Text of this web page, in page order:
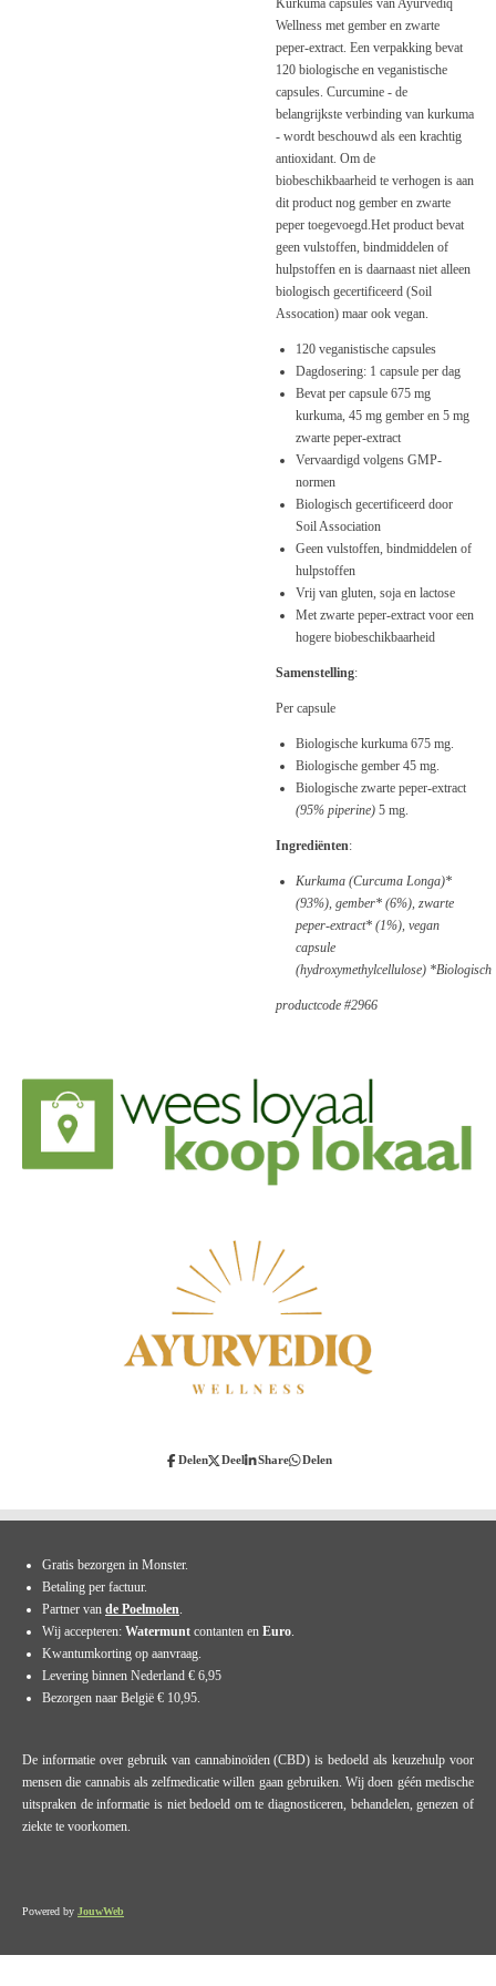
Wellness met gember en zwarte
peper-extract. Een verpakking bevat
120 biologische en veganistische
capsules. Curcumine - de
belangrijkste verbinding van kurkuma
- wordt beschouwd als een krachtig
antioxidant. Om de
biobeschikbaarheid te verhogen is aan
dit product nog gember en zwarte
peper toegevoegd. Het product bevat
geen vulstoffen, bindmiddelen of
hulpstoffen en is daarnaast niet alleen
biologisch gecertificeerd (Soil
Assocation) maar ook vegan.
120 veganistische capsules
Dagdosering: 1 capsule per dag
Bevat per capsule 675 mg
kurkuma, 45 mg gember en 5 mg
zwarte peper-extract
Vervaardigd volgens GMP-
normen
Biologisch gecertificeerd door
Soil Association
Geen vulstoffen, bindmiddelen of
hulpstoffen
Vrij van gluten, soja en lactose
Met zwarte peper-extract voor een
hogere biobeschikbaarheid
Samenstelling:
Per capsule
Biologische kurkuma 675 mg.
Biologische gember 45 mg.
Biologische zwarte peper-extract
(95% piperine) 5 mg.
Ingrediënten:
Kurkuma (Curcuma Longa)*
(93%), gember* (6%), zwarte
peper-extract* (1%), vegan
capsule
(hydroxymethylcellulose) *Biologisch
productcode #2966
Delen Deel Share Delen
Gratis bezorgen in Monster.
Betaling per factuur.
Partner van de Poelmolen.
Wij accepteren: Watermunt contanten en Euro.
Kwantumkorting op aanvraag.
Levering binnen Nederland € 6,95
Bezorgen naar België € 10,95.
De informatie over gebruik van cannabinoïden (CBD) is bedoeld als keuzehulp voor
mensen die cannabis als zelfmedicatie willen gaan gebruiken. Wij doen géén medische
uitspraken de informatie is niet bedoeld om te diagnosticeren, behandelen, genezen of
ziekte te voorkomen.
Powered by JouwWeb